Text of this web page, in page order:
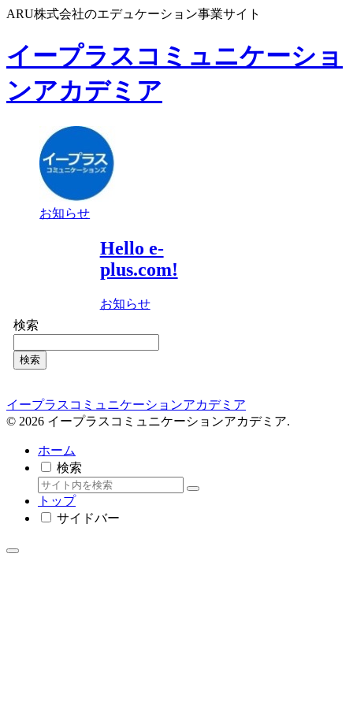
ARU株式会社のエデュケーション事業サイト
イープラスコミュニケーショ
ンアカデミア
お知らせ
Hello e-
plus.com!
お知らせ
検索
検索
イープラスコミュニケーションアカデミア
© 2026 イープラスコミュニケーションアカデミア.
ホーム
検索
トップ
サイドバー